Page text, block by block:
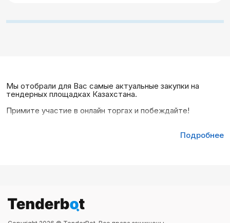
Мы отобрали для Вас самые актуальные закупки на
тендерных площадках Казахстана.
Примите участие в онлайн торгах и побеждайте!
Подробнее